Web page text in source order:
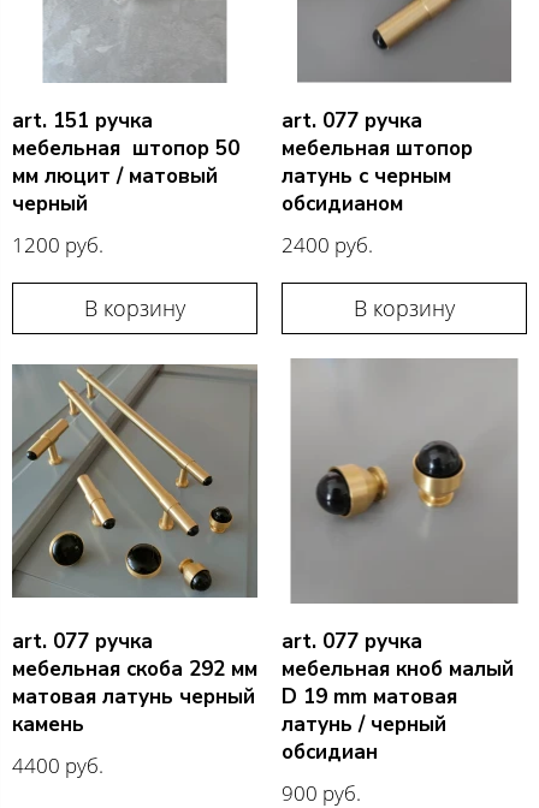
art. 151 ручка
мебельная штопор 50
мм люцит / матовый
черный
1200 руб.
В корзину
art. 077 ручка
мебельная штопор
латунь с черным
обсидианом
2400 руб.
В корзину
art. 077 ручка
мебельная скоба 292 мм
матовая латунь черный
камень
4400 руб.
art. 077 ручка
мебельная кноб малый
D 19 mm матовая
латунь / черный
обсидиан
900 руб.